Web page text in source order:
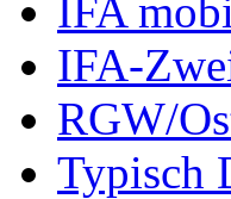
IFA
IFA-
RGW/
Typisch